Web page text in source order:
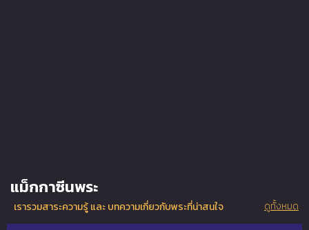
แม็กกาซีนพระ
เรารวมสาระความรู้ และ บทความเกี่ยวกับพระที่น่าสนใจ ดูทั้งหมด